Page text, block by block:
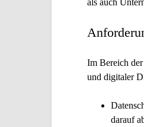
als auch
Im Bereich
und digitaler
darauf